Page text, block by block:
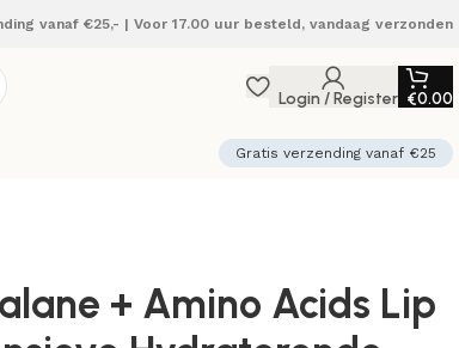
vanaf €25,- | Voor 17.00 uur besteld, vandaag verzonden
Login / Register €0.00
Gratis verzending vanaf €25
+ Amino Acids Lip